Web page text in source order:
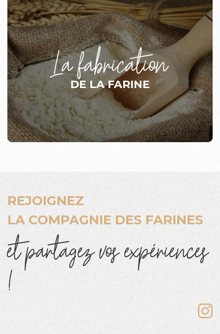
La fabrication
DE LA FARINE
REJOIGNEZ
LA COMPAGNIE DES FARINES
et partagez vos expériences
!